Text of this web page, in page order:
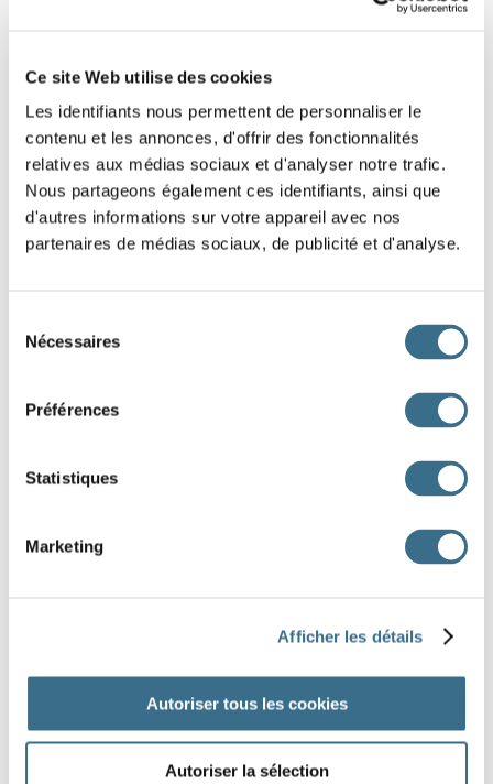
Ce site Web utilise des cookies
Les identifiants nous permettent de personnaliser le
contenu et les annonces, d'offrir des fonctionnalités
relatives aux médias sociaux et d'analyser notre trafic.
Nous partageons également ces identifiants, ainsi que
d'autres informations sur votre appareil avec nos
partenaires de médias sociaux, de publicité et d'analyse.
Nécessaires
Préférences
Statistiques
Marketing
Afficher les détails
Autoriser tous les cookies
Autoriser la sélection
nous arriverons au
nous continuerons la randonnée
après le repas.
5. Indique si les mots entre parenthèses sont des
noms, des adjectifs qualificatifs ou des verbes.
Le (petit)
garçon échappe à l’attention
de sa mère et (pousse)
6. Mets le verbe entre parenthèses au conditionnel
Si nous gagnions au loto, nous
(acheter)
7. À quel type de phrases, ces phrases appartiennent-
Pourquoi ne viens-tu pas marcher avec nous ?
Je reviendrai te voir dès demain.
Tu es vraiment serviable !
Interdiction d’utiliser ces ordinateurs.